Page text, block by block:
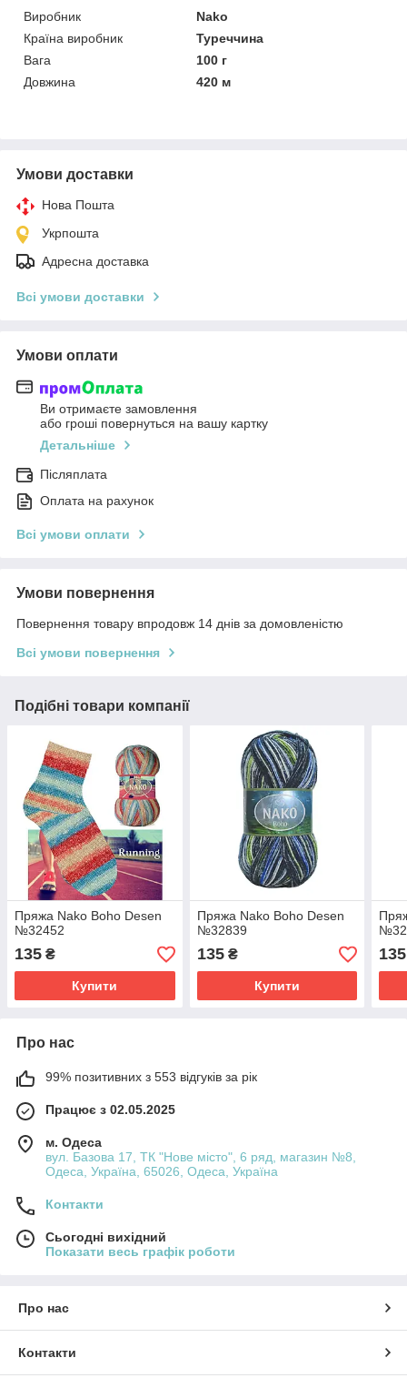
Виробник
Nako
Країна виробник
Туреччина
Вага
100 г
Довжина
420 м
Умови доставки
Нова Пошта
Укрпошта
Адресна доставка
Всі умови доставки
Умови оплати
Ви отримаєте замовлення
або гроші повернуться на вашу картку
Детальніше
Післяплата
Оплата на рахунок
Всі умови оплати
Умови повернення
Повернення товару впродовж 14 днів за домовленістю
Всі умови повернення
Подібні товари компанії
Пряжа Nako Boho Desen
№32452
135 ₴
Купити
Пряжа Nako Boho Desen
№32839
135₴
Купити
135
Про нас
99% позитивних з 553 відгуків за рік
Працює з 02.05.2025
м. Одеса
вул. Базова 17, ТК "Нове місто", 6 ряд, магазин №8,
Одеса, Україна, 65026, Одеса, Україна
Контакти
Сьогодні вихідний
Показати весь графік роботи
Про нас
Контакти